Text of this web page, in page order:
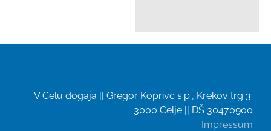
V Celu dogaja || Gregor Koprivc s.p., Krekov trg 3.
3000 Celje || DŠ 30470900
Impressum